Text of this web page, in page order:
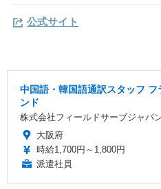
公式サイト
中国語・韓国語通訳スタッフ
ンド
株式会社フィールドサーブジャパ
大阪府
時給1,700円～1,800円
派遣社員